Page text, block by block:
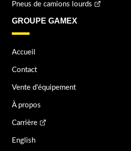
Pneus de camions lourds
GROUPE GAMEX
Accueil
Contact
Vente d'équipement
À propos
Carrière
English